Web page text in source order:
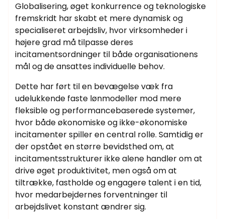
Globalisering, øget konkurrence og teknologiske
fremskridt har skabt et mere dynamisk og
specialiseret arbejdsliv, hvor virksomheder i
højere grad må tilpasse deres
incitamentsordninger til både organisationens
mål og de ansattes individuelle behov.
Dette har ført til en bevægelse væk fra
udelukkende faste lønmodeller mod mere
fleksible og performancebaserede systemer,
hvor både økonomiske og ikke-økonomiske
incitamenter spiller en central rolle. Samtidig er
der opstået en større bevidsthed om, at
incitamentsstrukturer ikke alene handler om at
drive øget produktivitet, men også om at
tiltrække, fastholde og engagere talent i en tid,
hvor medarbejdernes forventninger til
arbejdslivet konstant ændrer sig.